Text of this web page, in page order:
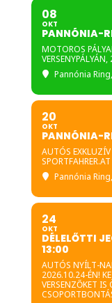
08
OKT
PANNÓNIA-
MOTOROS
Pannónia Ring
20
OKT
PANNÓNIA-
AUTÓS
Pannónia Ring
24
OKT
DÉLELŐTTI
13:00
AUTÓS NYÍLT-
2026.10.24-ÉN!
VERSENZŐKET IS